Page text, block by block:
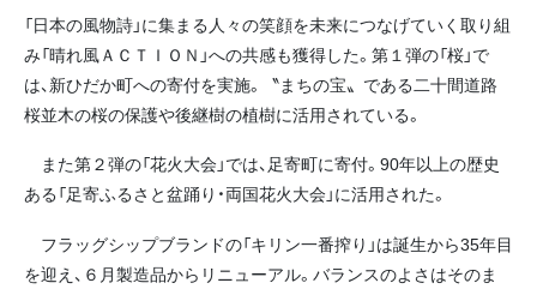
「日本の風物詩」に集まる人々の笑顔を未来につなげていく取り組
み「晴れ風ＡＣＴＩＯＮ」への共感も獲得した。第１弾の「桜」で
は、新ひだか町への寄付を実施。〝まちの宝〟である二十間道路
桜並木の桜の保護や後継樹の植樹に活用されている。
また第２弾の「花火大会」では、足寄町に寄付。90年以上の歴史
ある「足寄ふるさと盆踊り・両国花火大会」に活用された。
フラッグシップブランドの「キリン一番搾り」は誕生から35年目
を迎え、６月製造品からリニューアル。バランスのよさはそのま